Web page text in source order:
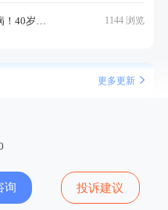
需要注意！ 1144 浏览
更多更新
询 投诉建议